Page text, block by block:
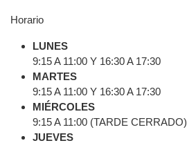
Horario
LUNES
9:15 A 11:00 Y 16:30 A 17:30
MARTES
9:15 A 11:00 Y 16:30 A 17:30
MIÉRCOLES
9:15 A 11:00 (TARDE CERRADO)
JUEVES